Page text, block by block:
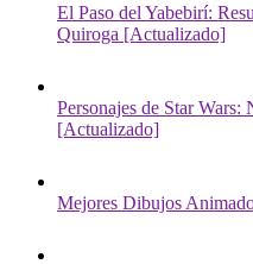
El Paso del Yabebirí:
Quiroga [Actualizado]
Personajes de Star Wars:
[Actualizado]
Mejores Dibujos